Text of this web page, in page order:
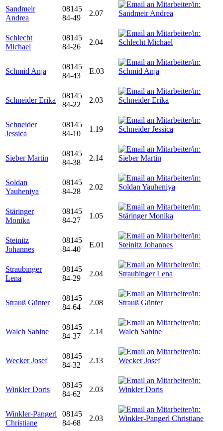
Sandmeir
Andrea
08145
84-49
2.07
Schlecht
Michael
08145
84-26
2.04
Schmid Anja
08145
84-43
E.03
Schneider Erika
08145
84-22
2.03
Schneider
Jessica
08145
84-10
1.19
Sieber Martin
08145
84-38
2.14
Soldan
Yauheniya
08145
84-28
2.02
Stäringer
Monika
08145
84-27
1.05
Steinitz
Johannes
08145
84-40
E.01
Straubinger
Lena
08145
84-29
2.04
Strauß Günter
08145
84-64
2.08
Walch Sabine
08145
84-37
2.14
Wecker Josef
08145
84-32
2.13
Winkler Doris
08145
84-62
2.03
Winkler-Pangerl
Christiane
08145
84-68
2.03